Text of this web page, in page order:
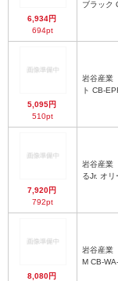
6,934円
694pt
ブラック
5,095円
510pt
岩谷産業
ト CB-
7,920円
792pt
岩谷産業
るJr. オ
8,080円
岩谷産業
M CB-